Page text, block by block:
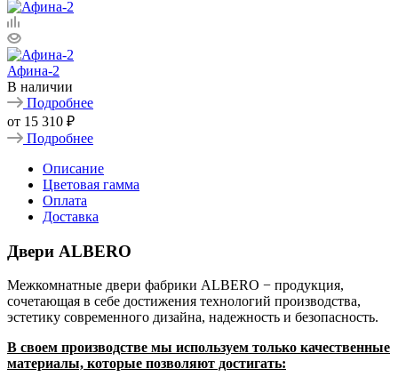
Афина-2
В наличии
Подробнее
от 15 310 ₽
Подробнее
Описание
Цветовая гамма
Оплата
Доставка
Двери ALBERO
Межкомнатные двери фабрики ALBERO − продукция,
сочетающая в себе достижения технологий производства,
эстетику современного дизайна, надежность и безопасность.
В своем производстве мы используем только качественные
материалы, которые позволяют достигать: